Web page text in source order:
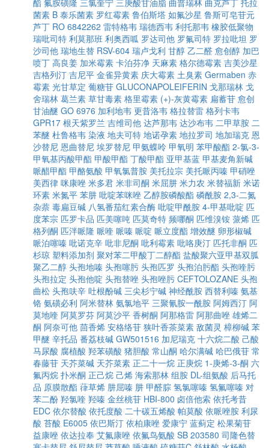
酯 氟胺磺隆 三氯奎宁 三庚酸甘油脂 曲普瑞林 曲克芦丁 托拉
菌素 B 泰乐菌素 罗红霉素 鲁伯斯塔 如氟沙星 鲁斯可皂苷元
芦丁 RO 6842262 雷特格韦 瑞德西韦 利托那韦 橡胶低聚物
瑞吡司特 利莫那班 利奥西呱 罗达司他 罗氟司特 罗拉吡坦 罗
沙司他 瑞地生替 RSV-604 瑞卢戈利 甘醇 乙二醛 愈创醇 加巴
喷丁 高良姜 加米霉素 卡泊芬净 天麻素 格尔德霉素 吉美沙星
吉格列汀 吉尼平 金雀异黄素 庆大霉素 土臭素 Germaben 赤
霉素 光甘草定 葡糖苷 GLUCONAPOLEIFERIN 戈那瑞林 戈
舍瑞林 葛兰素 草甘毒素 格里霉素 (+)-灰黄霉素 扁蓄苷 愈创
甘油醚 GO 6976 加利地韦 更昔洛韦 格拉替雷 格列卡韦
GPR17 根天紫罗兰 吉维司他 达芦那韦 达沙布韦 二甲草胺 二
苯醚 杜鲁格韦 染液 地夫可特 地诺孕素 地拉罗司 地加瑞克 恩
沙替尼 恩曲替尼 埃罗替尼 甲氨蝶呤 甲氧明 苯甲酸酯 2-氯-3-
甲氧基丙酸甲酯 甲酸甲酯 丁酸甲酯 亚甲基蓝 甲基麦角新碱
哌醋甲酯 甲酪氨酸 甲氧氯普胺 美托拉宗 美托哌丙嗪 甲硝唑
美西律 咪康唑 米多君 米非司酮 米屈肼 米力农 米替福新 米诺
环素 米氮平 苯肼 吡啶苯咪唑 乙醇胺磷酸酯 磷酰胺 2,3-二氮
杂萘 毒扁豆碱 八氢番茄红素合酶 吡啶甲酰胺 4-甲基吡啶 匹
度苯宗 匹罗卡品 匹美噻吨 匹莫奇特 频哪酮 匹维溴铵 蒎烯 匹
格列酮 匹泮哌隆 哌喹 哌嗪 哌啶 哌立度酯 增效醚 卵形椒碱
哌泊噻嗪 吡诺克辛 吡非尼酮 吡利霉素 吡咯庚汀 匹托非酮 匹
杉琼 塑料添加剂 聚对苯二甲酸丁二醇酯 盐酸聚六亚甲基双胍
聚乙二醇 头孢地嗪 头孢噻肟 头孢匹罗 头孢泊肟酯 头孢喹肟
头孢拉定 头孢他啶 头孢替唑 头孢唑肟 CEFTOLOZANE 头孢
曲松 头孢呋辛 吐根酚碱 三尖杉宁碱 神经酰胺 西替利嗪 氨基
铬 氨磺必利 阿米替林 氨氯地平 三聚氰胺一酰胺 阿姆西汀 阿
莫地喹 阿莫罗芬 阿莫沙平 香树酮 阿那格雷 阿那曲唑 雄烯二
酮 阿奈可他 茴香烯 安格络苷 狭叶香茶菜素 敌菌灵 樟柳碱 苯
甲醚 辛托品 番荔枝碱 GW501516 加尼瑞克 十六烷二酸 己酸
马尿酸 腐植酸 羟苯磺酸 猪胆酸 常山酮 哈尔满碱 哈巴俄苷 常
春藤苷 天芥菜碱 天芥菜素 正二十一烷 正庚烷 1-庚烯-3-酮 六
氟丙烷 扑米酮 正己烷 己烯 海索那林 组胺 DL-组氨酸 后马托
品 原膜散酯 葎草烯 肼屈嗪 肼 甲醛腙 氢氯噻嗪 氢氟噻嗪 对
苯二酚 羟氯喹 羟嗪 金丝桃苷 HBI-800 卤倍他索 依托考昔
EDC 依尔替酸 依托度酸 二十碳五烯酸 帕莫酸 依哌唑胺 利尿
酸 苔酸 E6005 依巴斯汀 依柏康唑 爱康宁 蓝蓟定 松果菊苷
益康唑 依达拉奉 艾氟康唑 依氟鸟氨酸 SB 203580 司隆色替